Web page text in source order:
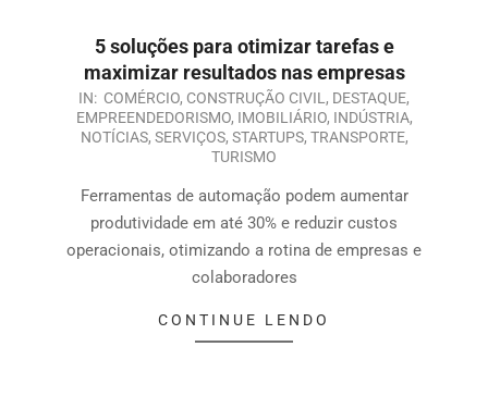
5 soluções para otimizar tarefas e
maximizar resultados nas empresas
IN: COMÉRCIO, CONSTRUÇÃO CIVIL , DESTAQUE,
EMPREENDEDORISMO, IMOBILIÁRIO, INDÚSTRIA,
NOTÍCIAS, SERVIÇOS, STARTUPS, TRANSPORTE,
TURISMO
Ferramentas de automação podem aumentar
produtividade em até 30% e reduzir custos
operacionais, otimizando a rotina de empresas e
colaboradores
CONTINUE LENDO